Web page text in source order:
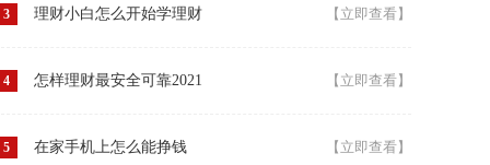
3 理财小白怎么开始学理财 【立即查看】
4 怎样理财最安全可靠2021 【立即查看】
5 在家手机上怎么能挣钱 【立即查看】